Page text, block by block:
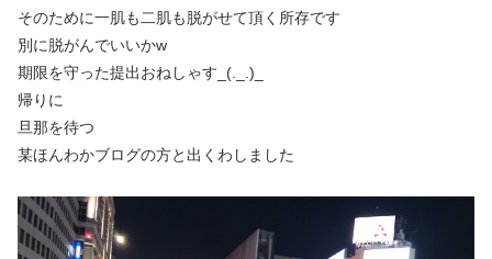
そのために一肌も二肌も脱がせて頂く所存です
別に脱がんでいいかw
期限を守った提出おねしゃす_(._.)_
帰りに
旦那を待つ
某ほんわかブログの方と出くわしました